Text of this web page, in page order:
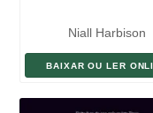
Niall Harbison
BAIXAR OU LER